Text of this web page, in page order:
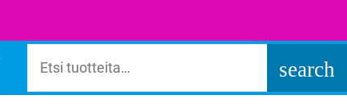
search